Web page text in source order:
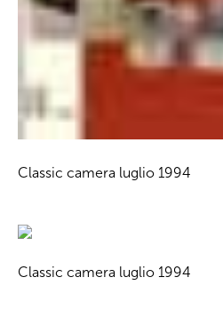
Classic camera luglio 1994
Classic camera luglio 1994